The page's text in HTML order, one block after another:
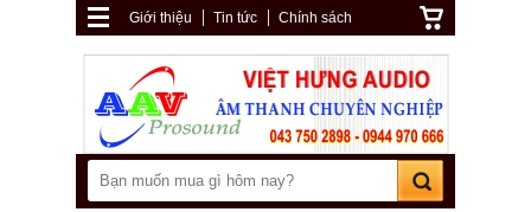
Giới thiệu Tin tức Chính sách